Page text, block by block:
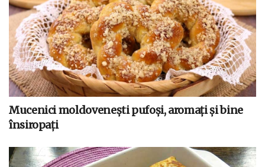
Mucenici moldovenești pufoși, aromați și bine
însiropați